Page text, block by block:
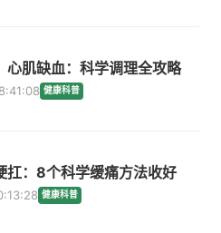
心肌缺血：科学调理全攻略
健康科普
扛：8个科学缓痛方法收好
健康科普